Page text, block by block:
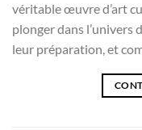
véritable œuvre d’art
plonger dans l’univers
leur préparation, et